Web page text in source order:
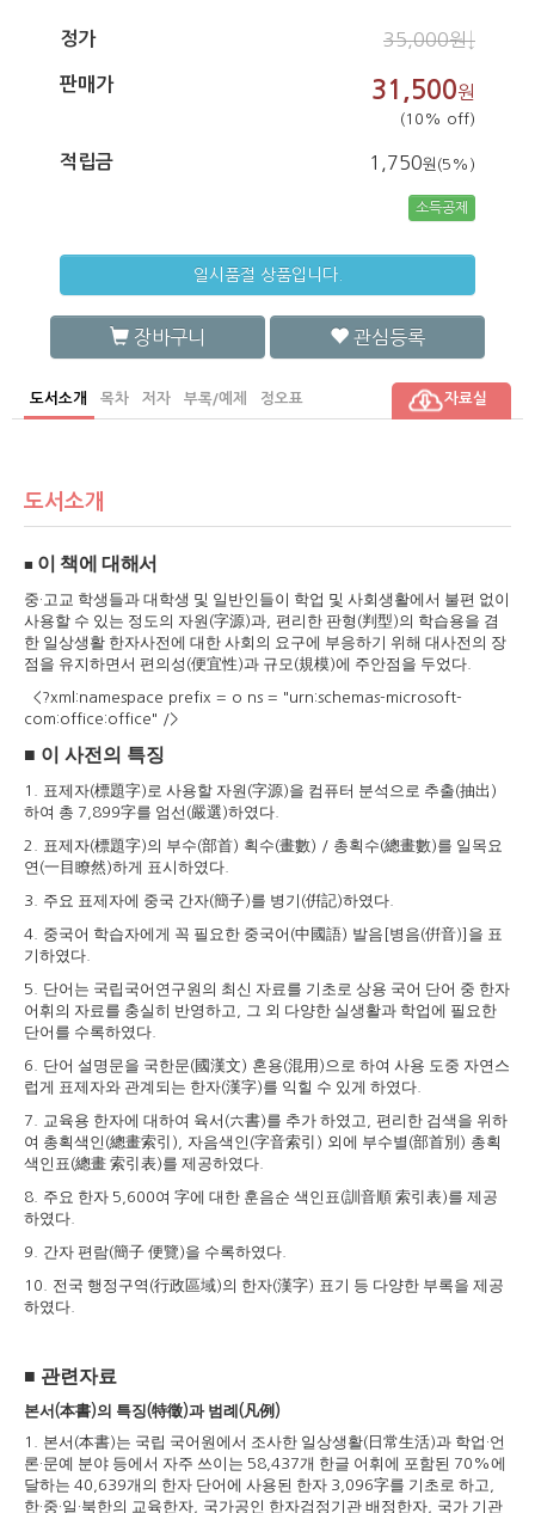
정가 35,000원↓
판매가 31,500원
(10% off)
적립금 1,750원(5%)
소득공제
일시품절 상품입니다.
장바구니 관심등록
도서소개 목차 저자 부록/예제 정오표 자료실
도서소개
■ 이 책에 대해서
중· 고교 학생들과 대학생 및 일반인들이 학업 및 사회생활에서 불편 없이
사용할 수 있는 정도의 자원 (字源)과 편리한 판형 (判型)의 학습용을 겸
한 일상생활 한자사전에 대한 사회의 요구에 부응하기 위해 대사전의 장
점을 유지하면서 편의성 (便宜性)과 규모 (規模)에 주안점을 두었다
<?xml:namespace prefix = o ns = "urn:schemas-microsoft-
com:office:office" />
■ 이 사전의 특징
1. 표제자(標題字) 로 사용할 자원 (字源)을 컴퓨터 분석으로 추출(抽出 )
하여 총 7,899字를 엄선 (嚴選)하였다
2. 표제자(標題字)의 부수(部首) 획수(畫數) / 총획수(總畫數)를 일목요
연 (一目瞭然)하게 표시하였다
3. 주요 표제자에 중국 간자(簡子)를 병기 (倂記)하였다
4. 중국어 학습자에게 꼭 필요한 중국어 (中國語) 발음 [병음(倂音)] 을 표
기하였다
5. 단어는 국립국어연구원의 최신 자료를 기초로 상용 국어 단어 중 한자
어휘의 자료를 충실히 반영하고
그 외 다양한 실생활과 학업에 필요한
단어를 수록하였다
6. 단어 설명문을 국한문(國漢文) 혼용(混用) 으로 하여 사용 도중 자연스
럽게 표제자와 관계되는 한자(漢字)를 익힐 수 있게 하였다
7. 교육용 한자에 대하여 육서 (六書)를 추가 하였고
편리한 검색을 위하
여 총획색인 (總畫索引 ), 자음색인 (字音索引 ) 외에 부수별 (部首別) 총획
색인표(總畫 索引表)를 제공하였다
8. 주요 한자 5,600여 字에 대한 훈음순 색인표(訓音順 索引表)를 제공
하였다
9. 간자 편람(簡子 便覽)을 수록하였다
10. 전국 행정구역 (行政區域)의 한자(漢字) 표기 등 다양한 부록을 제공
하였다
■ 관련자료
본서(本書)의 특징(特徵)과 범례( 凡例)
1. 본서 (本書)는 국립 국어원에서 조사한 일상생활(日常生活)과 학업 ·언
론·문예 분야 등에서 자주 쓰이는 58,437개 한글 어휘에 포함된 70%에
달하는 40,639개의 한자 단어에 사용된 한자 3,096字를 기초로 하고
한·중·일 ·북한의 교육한자 국가공인 한자검정기관 배정한자 국가 기관